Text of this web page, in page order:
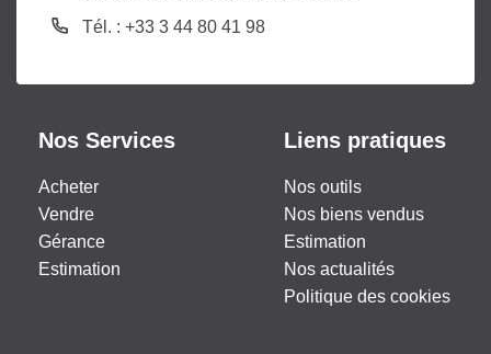
Tél. : +33 3 44 80 41 98
Nos Services
Acheter
Vendre
Gérance
Estimation
Liens pratiques
Nos outils
Nos biens vendus
Estimation
Nos actualités
Politique des cookies